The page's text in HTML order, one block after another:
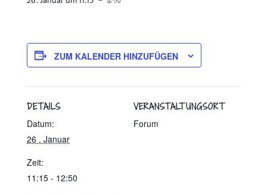
ZUM KALENDER HINZUFÜGEN
DETAILS
Datum:
26 . Januar
Zeit:
11:15 - 12:50
VERANSTALTUNGSORT
Forum